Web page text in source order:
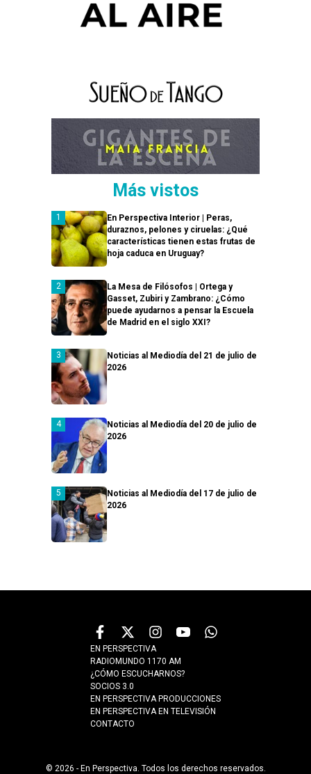
Más vistos
En Perspectiva Interior | Peras,
duraznos, pelones y ciruelas: ¿Qué
características tienen estas frutas de
hoja caduca en Uruguay?
La Mesa de Filósofos | Ortega y
Gasset, Zubiri y Zambrano: ¿Cómo
puede ayudarnos a pensar la Escuela
de Madrid en el siglo XXI?
Noticias al Mediodía del 21 de julio de
2026
Noticias al Mediodía del 20 de julio de
2026
Noticias al Mediodía del 17 de julio de
2026
EN PERSPECTIVA
RADIOMUNDO 1170 AM
¿CÓMO ESCUCHARNOS?
SOCIOS 3.0
EN PERSPECTIVA PRODUCCIONES
EN PERSPECTIVA EN TELEVISIÓN
CONTACTO
© 2026 - En Perspectiva. Todos los derechos reservados.